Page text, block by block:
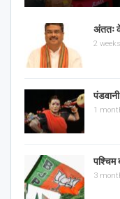
अंततः
2
1
पश्चिम
3